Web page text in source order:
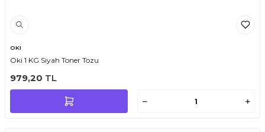
OKI
Oki 1 KG Siyah Toner Tozu
979,20 TL